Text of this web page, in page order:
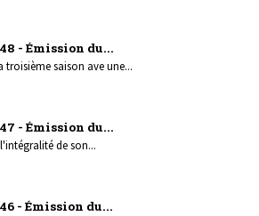
- Émission du...
troisième saison ave une...
- Émission du...
de son...
- Émission du...